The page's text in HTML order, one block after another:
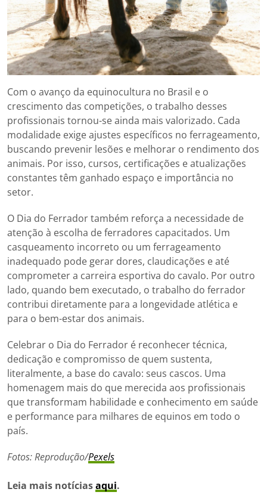
Com o avanço da equinocultura no Brasil e o
crescimento das competições, o trabalho desses
profissionais tornou-se ainda mais valorizado. Cada
modalidade exige ajustes específicos no ferrageamento,
buscando prevenir lesões e melhorar o rendimento dos
animais. Por isso, cursos, certificações e atualizações
constantes têm ganhado espaço e importância no
setor.
O Dia do Ferrador também reforça a necessidade de
atenção à escolha de ferradores capacitados. Um
casqueamento incorreto ou um ferrageamento
inadequado pode gerar dores, claudicações e até
comprometer a carreira esportiva do cavalo. Por outro
lado, quando bem executado, o trabalho do ferrador
contribui diretamente para a longevidade atlética e
para o bem-estar dos animais.
Celebrar o Dia do Ferrador é reconhecer técnica,
dedicação e compromisso de quem sustenta,
literalmente, a base do cavalo: seus cascos. Uma
homenagem mais do que merecida aos profissionais
que transformam habilidade e conhecimento em saúde
e performance para milhares de equinos em todo o
país.
Fotos: Reprodução/Pexels
Leia mais notíciasaqui.